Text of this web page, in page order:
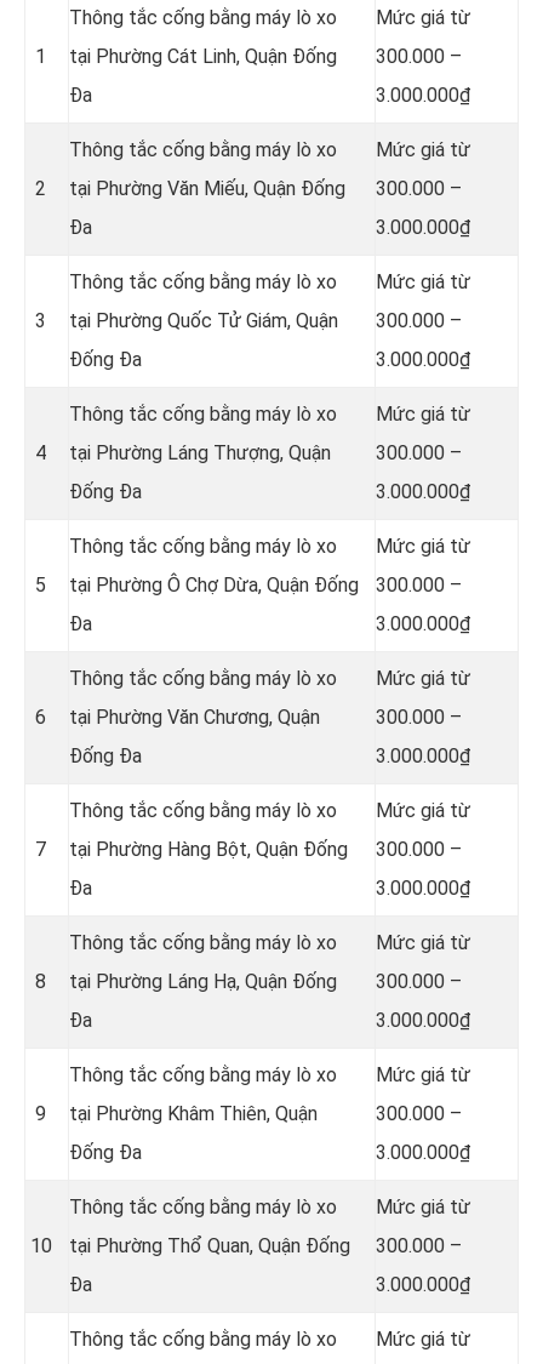
1
Thông tắc cống bằng máy lò xo
tại Phường Cát Linh, Quận Đống
Đa
Mức giá từ
300.000 –
3.000.000₫
2
Thông tắc cống bằng máy lò xo
tại Phường Văn Miếu, Quận Đống
Đa
Mức giá từ
300.000 –
3.000.000₫
3
Thông tắc cống bằng máy lò xo
tại Phường Quốc Tử Giám, Quận
Đống Đa
Mức giá từ
300.000 –
3.000.000₫
4
Thông tắc cống bằng máy lò xo
tại Phường Láng Thượng, Quận
Đống Đa
Mức giá từ
300.000 –
3.000.000₫
5
Thông tắc cống bằng máy lò xo
tại Phường Ô Chợ Dừa, Quận Đống
Đa
Mức giá từ
300.000 –
3.000.000₫
6
Thông tắc cống bằng máy lò xo
tại Phường Văn Chương, Quận
Đống Đa
Mức giá từ
300.000 –
3.000.000₫
7
Thông tắc cống bằng máy lò xo
tại Phường Hàng Bột, Quận Đống
Đa
Mức giá từ
300.000 –
3.000.000₫
8
Thông tắc cống bằng máy lò xo
tại Phường Láng Hạ, Quận Đống
Đa
Mức giá từ
300.000 –
3.000.000₫
9
Thông tắc cống bằng máy lò xo
tại Phường Khâm Thiên, Quận
Đống Đa
Mức giá từ
300.000 –
3.000.000₫
10
Thông tắc cống bằng máy lò xo
tại Phường Thổ Quan, Quận Đống
Đa
Mức giá từ
300.000 –
3.000.000₫
Thông tắc cống bằng máy lò xo
Mức giá từ